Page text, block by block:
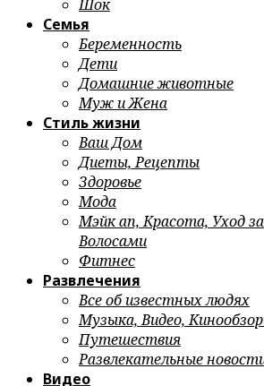
Шок
Семья
Беременность
Дети
Домашние животные
Муж и Жена
Стиль жизни
Ваш Дом
Диеты, Рецепты
Здоровье
Мода
Мэйк ап, Красота, Уход
Волосами
Фитнес
Развлечения
Все об известных людях
Музыка, Видео,
Путешествия
Развлекательные
Видео